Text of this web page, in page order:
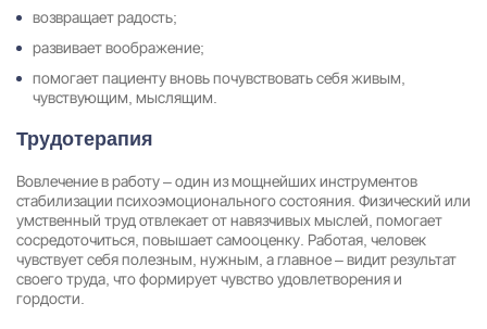
возвращает радость;
развивает воображение;
помогает пациенту вновь почувствовать себя живым,
чувствующим, мыслящим.
Трудотерапия
Вовлечение в работу – один из мощнейших инструментов
стабилизации психоэмоционального состояния. Физический или
умственный труд отвлекает от навязчивых мыслей, помогает
сосредоточиться, повышает самооценку. Работая, человек
чувствует себя полезным, нужным, а главное – видит результат
своего труда, что формирует чувство удовлетворения и
гордости.